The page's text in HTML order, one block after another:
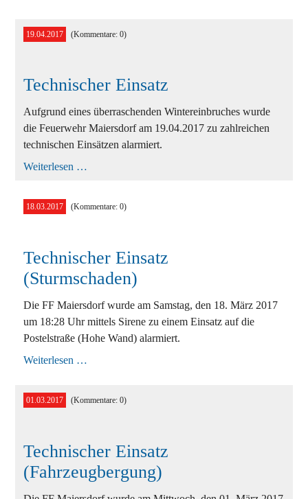
19.04.2017 (Kommentare: 0)
Technischer Einsatz
Aufgrund eines überraschenden Wintereinbruches wurde
die Feuerwehr Maiersdorf am 19.04.2017 zu zahlreichen
technischen Einsätzen alarmiert.
Weiterlesen …
18.03.2017 (Kommentare: 0)
Technischer Einsatz
(Sturmschaden)
Die FF Maiersdorf wurde am Samstag, den 18. März 2017
um 18:28 Uhr mittels Sirene zu einem Einsatz auf die
Postelstraße (Hohe Wand) alarmiert.
Weiterlesen …
01.03.2017 (Kommentare: 0)
Technischer Einsatz
(Fahrzeugbergung)